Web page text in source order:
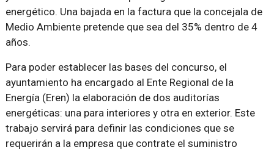
energético. Una bajada en la factura que la concejala de
Medio Ambiente pretende que sea del 35% dentro de 4
años.
Para poder establecer las bases del concurso, el
ayuntamiento ha encargado al Ente Regional de la
Energía (Eren) la elaboración de dos auditorías
energéticas: una para interiores y otra en exterior. Este
trabajo servirá para definir las condiciones que se
requerirán a la empresa que contrate el suministro